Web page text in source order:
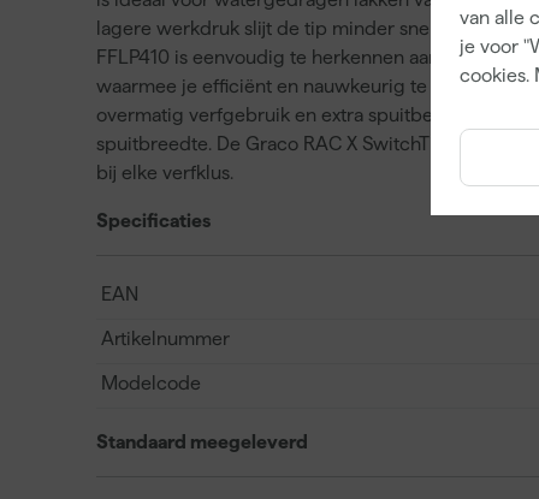
van alle
je voor
cookies.
lagere werkdruk slijt de tip minder snel,
FFLP410 is eenvoudig te herkennen aan zijn
waarmee je efficiënt en nauwkeurig te werk gaat.
overmatig verfgebruik en extra spuitbewegingen
spuitbreedte. De Graco RAC X SwitchTip
bij elke verfklus.
Specificaties
EAN
Artikelnummer
Modelcode
Standaard meegeleverd